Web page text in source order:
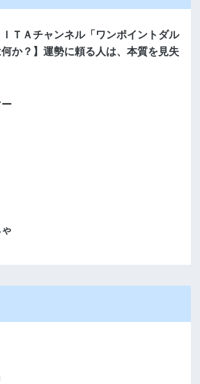
ＴＡチャンネル「ワンポイントダル
か？】運勢に頼る人は、本質を見失